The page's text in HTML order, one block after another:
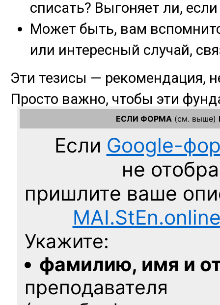
ЕСЛИ ФОРМА (см. выше)
Если Google-
не
пришлите ваше
Укажите:
фамилию, имя и
преподавателя